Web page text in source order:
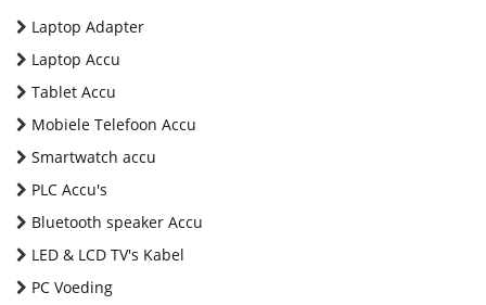
Laptop Adapter
Laptop Accu
Tablet Accu
Mobiele Telefoon Accu
Smartwatch accu
PLC Accu's
Bluetooth speaker Accu
LED & LCD TV's Kabel
PC Voeding